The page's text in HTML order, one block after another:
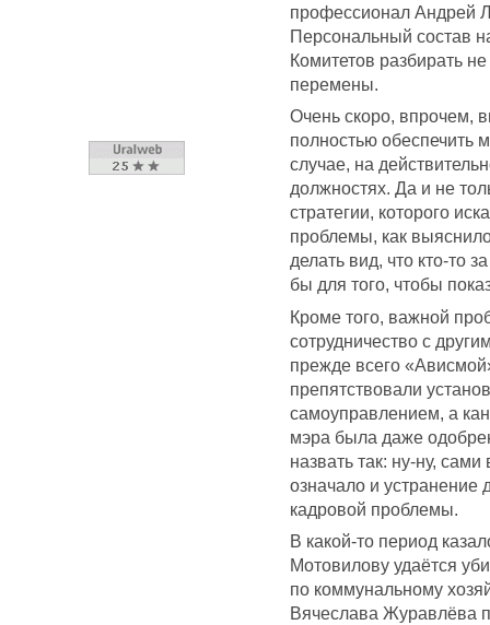
профессионал Андрей
Персональный состав
Комитетов разбирать
перемены.
Очень скоро, впрочем,
полностью обеспечить
случае, на
должностях. Да и не
стратегии, которого
проблемы, как
делать вид, что кто-то
бы для того, чтобы
Кроме того, важной
сотрудничество с
прежде всего
препятствовали
самоуправлением, а
мэра была даже
назвать так: ну-ну,
означало и устранение
кадровой проблемы.
В какой-то период
Мотовилову удаётся
по коммунальному
Вячеслава Журавлёва